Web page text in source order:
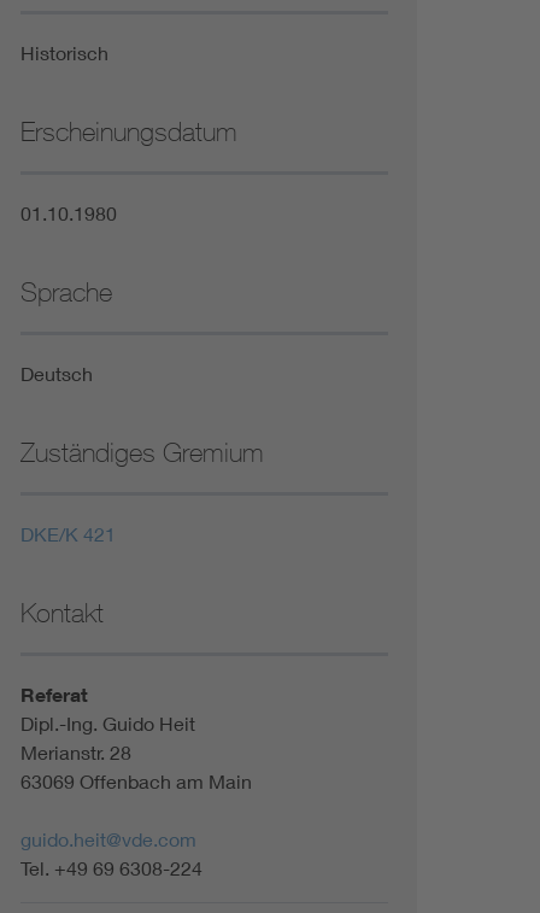
Historisch
Erscheinungsdatum
01.10.1980
Sprache
Deutsch
Zuständiges Gremium
DKE/K 421
Kontakt
Referat
Dipl.-Ing. Guido Heit
Merianstr. 28
63069 Offenbach am Main
guido.heit@vde.com
Tel. +49 69 6308-224